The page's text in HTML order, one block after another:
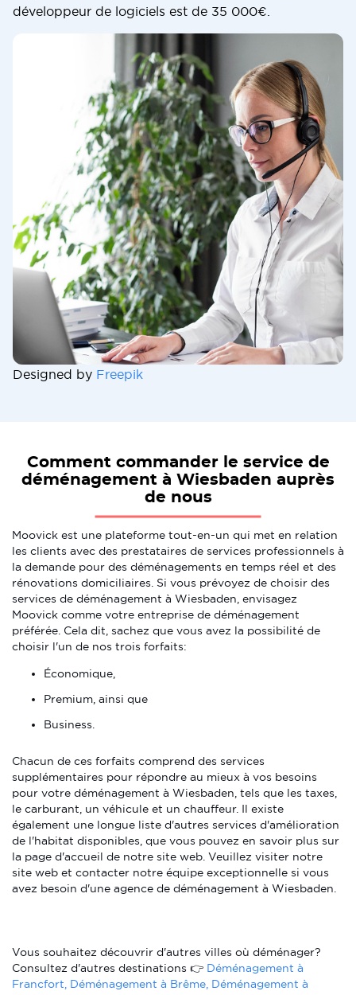
développeur de logiciels est de 35 000€.
Designed by Freepik
Comment commander le service de
déménagement à Wiesbaden auprès
de nous
Moovick est une plateforme tout-en-un qui met en relation
les clients avec des prestataires de services professionnels à
la demande pour des déménagements en temps réel et des
rénovations domiciliaires. Si vous prévoyez de choisir des
services de déménagement à Wiesbaden, envisagez
Moovick comme votre entreprise de déménagement
préférée. Cela dit, sachez que vous avez la possibilité de
choisir l'un de nos trois forfaits:
Économique,
Premium, ainsi que
Business.
Chacun de ces forfaits comprend des services
supplémentaires pour répondre au mieux à vos besoins
pour votre déménagement à Wiesbaden, tels que les taxes,
le carburant, un véhicule et un chauffeur. Il existe
également une longue liste d'autres services d'amélioration
de l'habitat disponibles, que vous pouvez en savoir plus sur
la page d'accueil de notre site web. Veuillez visiter notre
site web et contacter notre équipe exceptionnelle si vous
avez besoin d'une agence de déménagement à Wiesbaden.
Vous souhaitez découvrir d'autres villes où déménager?
Consultez d'autres destinations 👉 Déménagement à
Francfort, Déménagement à Brême, Déménagement à